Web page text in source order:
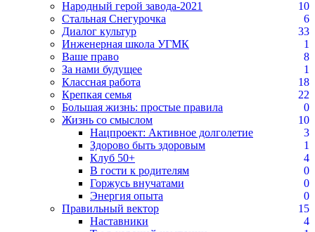
Народный герой завода-2021
10
Стальная Снегурочка
6
Диалог культур
33
Инженерная школа УГМК
1
Ваше право
8
За нами будущее
1
Классная работа
18
Крепкая семья
22
Большая жизнь: простые правила
0
Жизнь со смыслом
10
Нацпроект: Активное долголетие
3
Здорово быть здоровым
1
Клуб 50+
4
В гости к родителям
0
Горжусь внучатами
0
Энергия опыта
0
Правильный вектор
15
Наставники
4